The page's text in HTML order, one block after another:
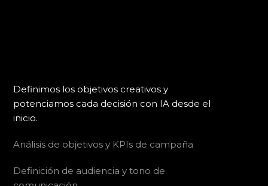
Definimos los objetivos creativos y
potenciamos cada decisión con IA desde el
inicio.
Análisis de objetivos y KPIs de campaña
Definición de audiencia y tono de